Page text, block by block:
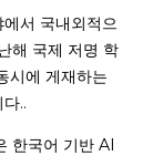
서 국내외적으
해 국제 저명 학
시에 게재하는
..
한국어 기반 AI